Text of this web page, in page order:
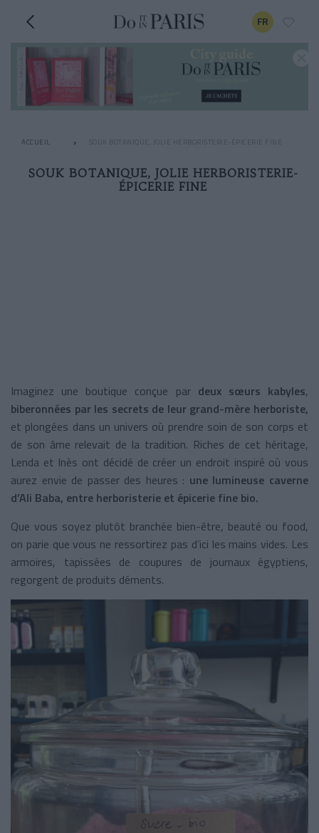
FR
ACCUEIL SOUK BOTANIQUE, JOLIE HERBORISTERIE-ÉPICERIE FINE
SOUK BOTANIQUE, JOLIE HERBORISTERIE-
ÉPICERIE FINE
Imaginez une boutique conçue par deux sœurs kabyles,
biberonnées par les secrets de leur grand-mère herboriste,
et plongées dans un univers où prendre soin de son corps et
de son âme relevait de la tradition. Riches de cet héritage,
Lenda et Inès ont décidé de créer un endroit inspiré où vous
aurez envie de passer des heures : une lumineuse caverne
d’Ali Baba, entre herboristerie et épicerie fine bio.
Que vous soyez plutôt branchée bien-être, beauté ou food,
on parie que vous ne ressortirez pas d’ici les mains vides. Les
armoires, tapissées de coupures de journaux égyptiens,
regorgent de produits déments.